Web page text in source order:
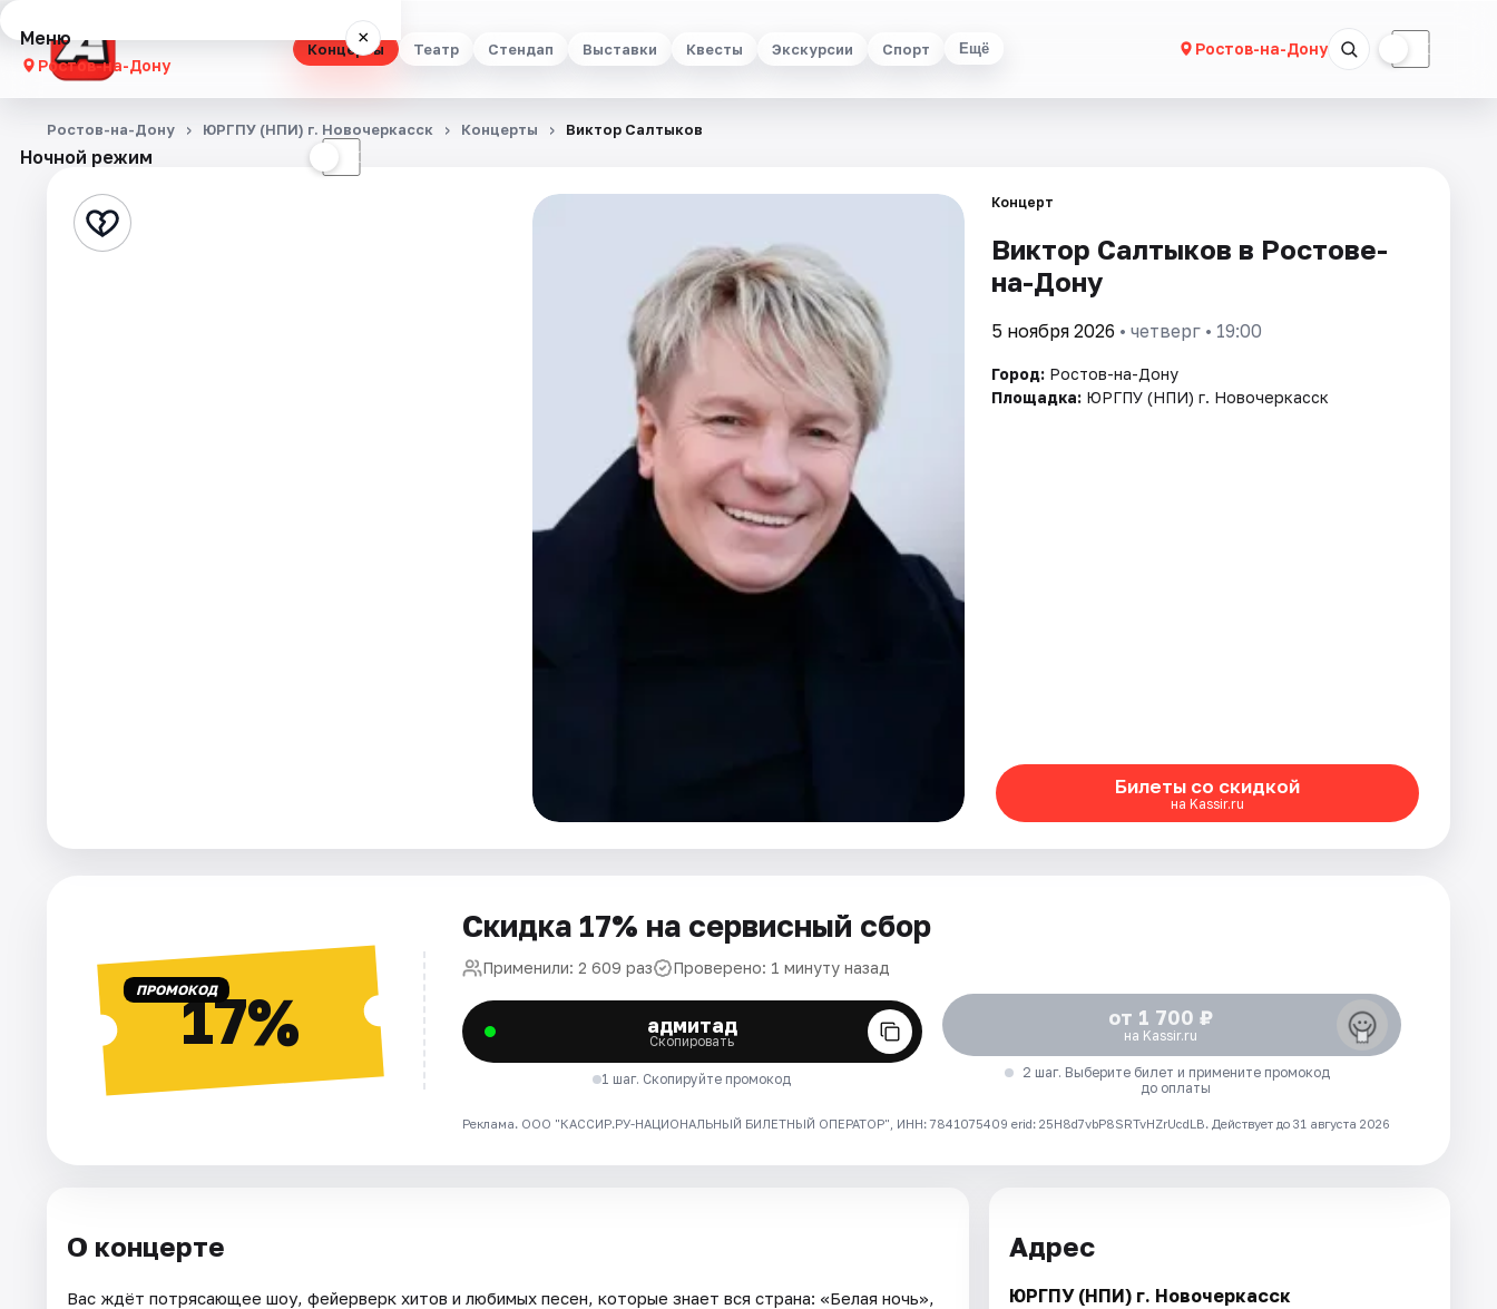
Концерты Театр Стендап Выставки Квесты Экскурсии Спорт Ещё Ростов-на-Дону ☾
Меню ×
Ростов-на-Дону
Концерты
Стендап
Ночной режим ☾
Ростов-на-Дону ЮРГПУ (НПИ) г. Новочеркасск Концерты Виктор Салтыков
Концерт
Виктор Салтыков в Ростове-
на-Дону
5 ноября 2026 • четверг • 19:00
Город: Ростов-на-Дону
Площадка: ЮРГПУ (НПИ) г. Новочеркасск
Билеты со скидкой
на Kassir.ru
ПРОМОКОД17%
Скидка 17% на сервисный сбор
Применили: 2 609 раз Проверено: 1 минуту назад
адмитад
Скопировать
1 шаг. Скопируйте промокод
от 1 700 ₽
на Kassir.ru
2 шаг. Выберите билет и примените промокод
до оплаты
Реклама. ООО "КАССИР.РУ-НАЦИОНАЛЬНЫЙ БИЛЕТНЫЙ ОПЕРАТОР", ИНН: 7841075409 erid: 25H8d7vbP8SRTvHZrUcdLB. Действует до 31 августа 2026
О концерте
Вас ждёт потрясающее шоу, фейерверк хитов и любимых песен, которые знает вся страна: «Белая ночь»,
Адрес
ЮРГПУ (НПИ) г. Новочеркасск